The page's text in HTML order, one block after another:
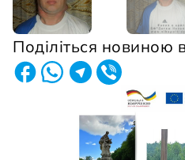
Поділіться новиною